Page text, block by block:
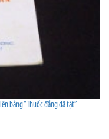
bằng “Thuốc đắng dã tật”